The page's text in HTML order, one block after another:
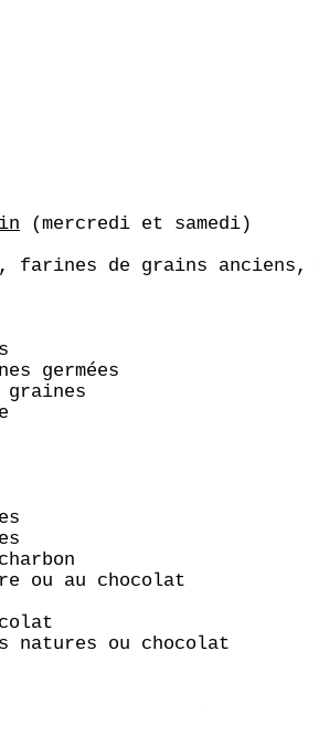
(mercredi et samedi)
farines de grains anciens,
germées
ou au chocolat
natures ou chocolat